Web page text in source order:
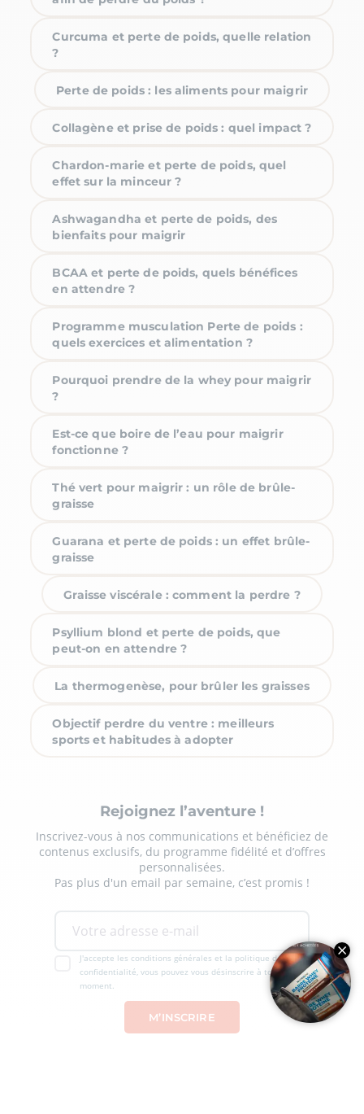
Curcuma et perte de poids, quelle relation
?
Perte de poids : les aliments pour maigrir
Collagène et prise de poids : quel impact ?
Chardon-marie et perte de poids, quel
effet sur la minceur ?
Ashwagandha et perte de poids, des
bienfaits pour maigrir
BCAA et perte de poids, quels bénéfices
en attendre ?
Programme musculation Perte de poids :
quels exercices et alimentation ?
Pourquoi prendre de la whey pour maigrir
?
Est-ce que boire de l’eau pour maigrir
fonctionne ?
Thé vert pour maigrir : un rôle de brûle-
graisse
Guarana et perte de poids : un effet brûle-
graisse
Graisse viscérale : comment la perdre ?
Psyllium blond et perte de poids, que
peut-on en attendre ?
La thermogenèse, pour brûler les graisses
Objectif perdre du ventre : meilleurs
sports et habitudes à adopter
Rejoignez l’aventure !
Inscrivez-vous à nos communications et bénéficiez de
contenus exclusifs, du programme fidélité et d’offres
personnalisées.
Pas plus d'un email par semaine, c’est promis !
J'accepte les conditions générales et la politique de
confidentialité, vous pouvez vous désinscrire à tout
moment.